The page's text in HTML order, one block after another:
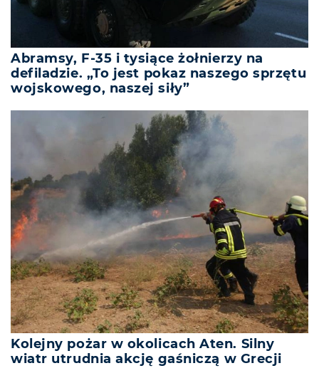
Abramsy, F-35 i tysiące żołnierzy na
defiladzie. „To jest pokaz naszego sprzętu
wojskowego, naszej siły”
Kolejny pożar w okolicach Aten. Silny
wiatr utrudnia akcję gaśniczą w Grecji